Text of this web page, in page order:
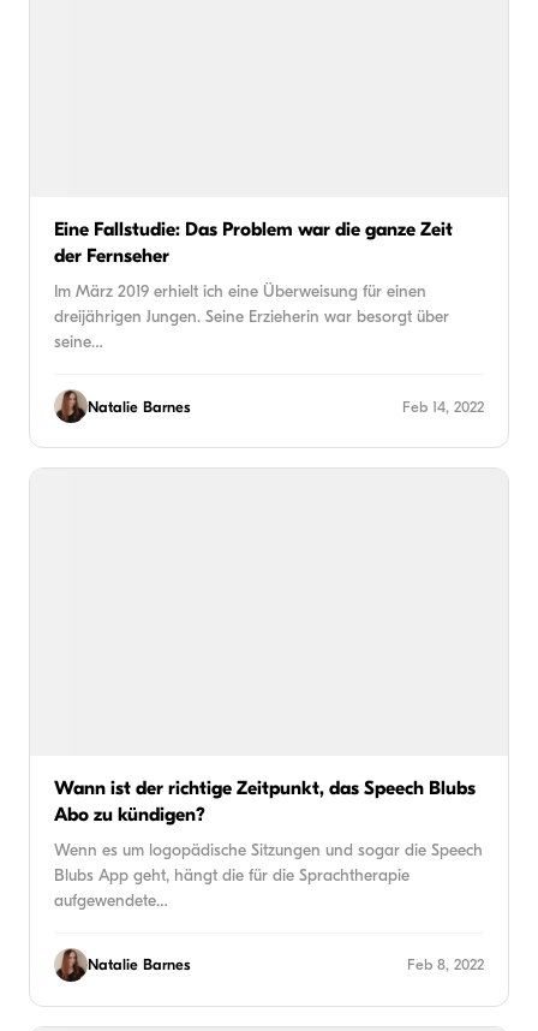
Eine Fallstudie: Das Problem war die ganze Zeit
der Fernseher
Im März 2019 erhielt ich eine Überweisung für einen
dreijährigen Jungen. Seine Erzieherin war besorgt über
seine…
Natalie Barnes Feb 14, 2022
Wann ist der richtige Zeitpunkt, das Speech Blubs
Abo zu kündigen?
Wenn es um logopädische Sitzungen und sogar die Speech
Blubs App geht, hängt die für die Sprachtherapie
aufgewendete…
Natalie Barnes Feb 8, 2022